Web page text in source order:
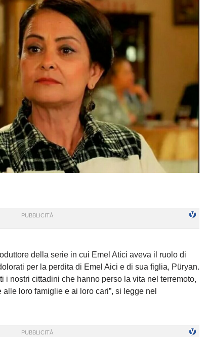
della serie in cui Emel Atici aveva il ruolo di
per la perdita di Emel Aici e di sua figlia, Püryan.
i nostri cittadini che hanno perso la vita nel terremoto,
loro famiglie e ai loro cari”, si legge nel